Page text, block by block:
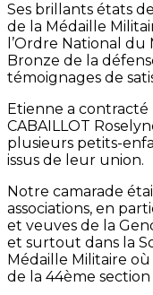
Ses brillants états
de la Médaille
l’Ordre National
Bronze de la
témoignages de
Etienne a contracté
CABAILLOT
plusieurs petits-
issus de leur union.
Notre camarade
associations, en
et veuves de la
et surtout dans la
Médaille Militaire
de la 44ème section